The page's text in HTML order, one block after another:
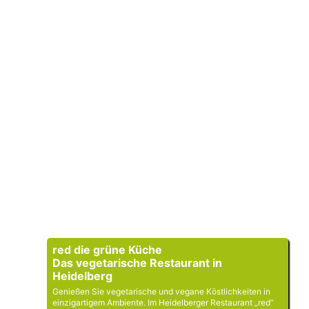
red die grüne Küche
Das vegetarische Restaurant in
Heidelberg
Genießen Sie vegetarische und vegane Köstlichkeiten in
einzigartigem Ambiente. Im Heidelberger Restaurant „red“